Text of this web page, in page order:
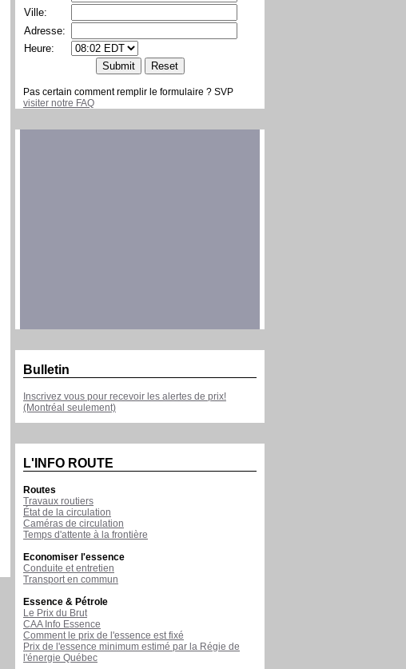
Ville:
Adresse:
Heure:
Pas certain comment remplir le formulaire ? SVP
visiter notre FAQ
Bulletin
Inscrivez vous pour recevoir les alertes de prix!
(Montréal seulement)
L'INFO ROUTE
Routes
Travaux routiers
État de la circulation
Caméras de circulation
Temps d'attente à la frontière
Economiser l'essence
Conduite et entretien
Transport en commun
Essence & Pétrole
Le Prix du Brut
CAA Info Essence
Comment le prix de l'essence est fixé
Prix de l'essence minimum estimé par la Régie de
l'énergie Québec